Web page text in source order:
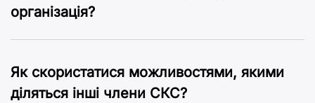
організація?
Як скористатися можливостями, якими
діляться інші члени CКC?